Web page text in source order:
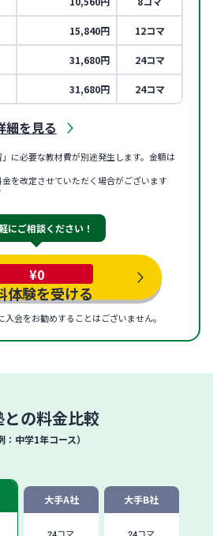
15,840円 12コマ
31,680円 24コマ
31,680円 24コマ
細を見る
に必要な教材費が別途発生します。金額は
を改定させていただく場合がございます
にご相談ください！
¥0
体験を受ける
会をお勧めすることはございません。
との料金比較
：中学1年コース）
大手B社
大手A社